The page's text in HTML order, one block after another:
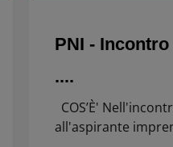
PNI -
....
COS’È'
all'aspirante